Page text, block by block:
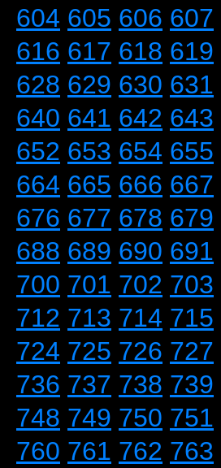
604 605 606 607
616 617 618 619
628 629 630 631
640 641 642 643
652 653 654 655
664 665 666 667
676 677 678 679
688 689 690 691
700 701 702 703
712 713 714 715
724 725 726 727
736 737 738 739
748 749 750 751
760 761 762 763